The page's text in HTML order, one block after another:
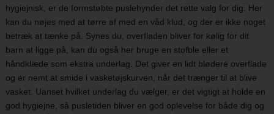
hygiejnisk, er de formstøbte puslehynder det rette valg for dig. Her
kan du nøjes med at tørre af med en våd klud, og der er ikke noget
betræk at tænke på. Synes du, overfladen bliver for kølig for dit
barn at ligge på, kan du også her bruge en stofble eller et
håndklæde som ekstra underlag. Det giver en lidt blødere overflade
og er nemt at smide i vasketøjskurven, når det trænger til at blive
vasket. Uanset hvilket underlag du vælger, er det vigtigt at holde en
god hygiejne, så pusletiden bliver en god oplevelse for både dig og